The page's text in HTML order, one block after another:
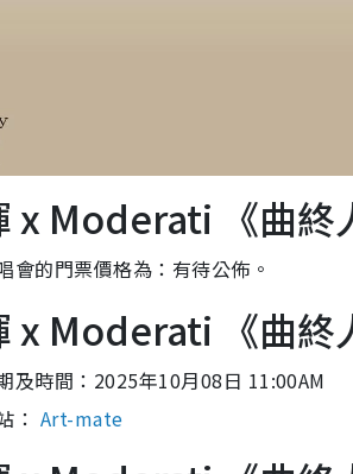
x Moderati 《曲終
會的門票價格為：有待公佈。
x Moderati 《曲終
及時間：2025年10月08日 11:00AM
： Art-mate